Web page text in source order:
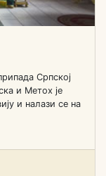
Српској
и Метох је
и налази се на